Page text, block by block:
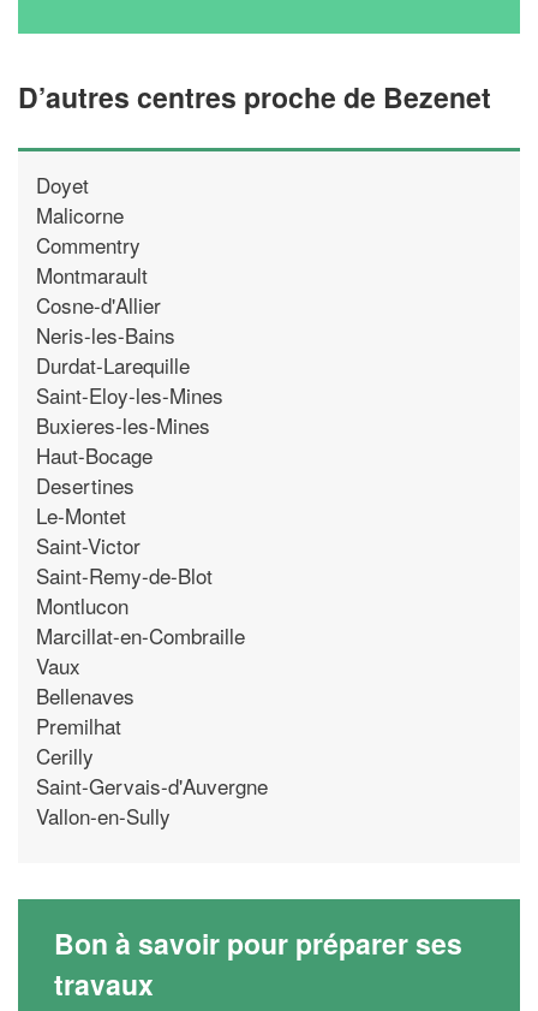
D’autres centres proche de Bezenet
Doyet
Malicorne
Commentry
Montmarault
Cosne-d'Allier
Neris-les-Bains
Durdat-Larequille
Saint-Eloy-les-Mines
Buxieres-les-Mines
Haut-Bocage
Desertines
Le-Montet
Saint-Victor
Saint-Remy-de-Blot
Montlucon
Marcillat-en-Combraille
Vaux
Bellenaves
Premilhat
Cerilly
Saint-Gervais-d'Auvergne
Vallon-en-Sully
Bon à savoir pour préparer ses
travaux